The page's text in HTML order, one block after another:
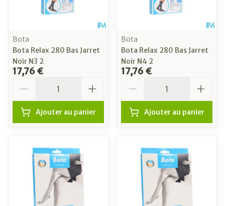
Bota
Bota Relax 280 Bas Jarret
Noir N3 2
17,76 €
Ajouter au panier
Bota
Bota Relax 280 Bas Jarret
Noir N4 2
17,76 €
Ajouter au panier